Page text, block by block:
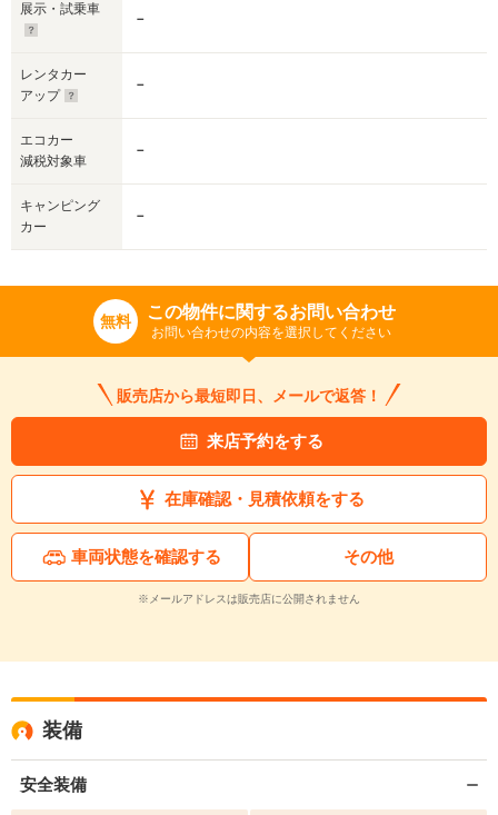
展示・試乗車
－
レンタカー
アップ
－
エコカー
減税対象車
－
キャンピング
カー
－
無料 この物件に関するお問い合わせ
お問い合わせの内容を選択してください
販売店から最短即日、メールで返答！
来店予約をする
在庫確認・見積依頼をする
車両状態を確認する その他
※メールアドレスは販売店に公開されません
装備
安全装備